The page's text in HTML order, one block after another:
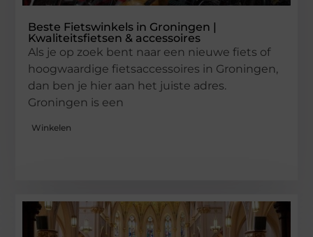
Beste Fietswinkels in Groningen |
Kwaliteitsfietsen & accessoires
Als je op zoek bent naar een nieuwe fiets of
hoogwaardige fietsaccessoires in Groningen,
dan ben je hier aan het juiste adres.
Groningen is een
Winkelen